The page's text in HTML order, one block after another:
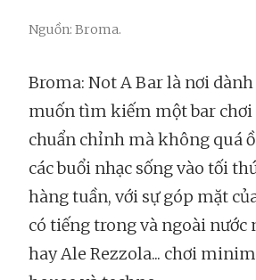
Nguồn: Broma.
Broma: Not A Bar là nơi
muốn tìm kiếm một bar chơi
chuẩn chỉnh mà không quá
các buổi nhạc sống vào tối
hàng tuần, với sự góp mặt
có tiếng trong và ngoài nước
hay Ale Rezzola... chơi